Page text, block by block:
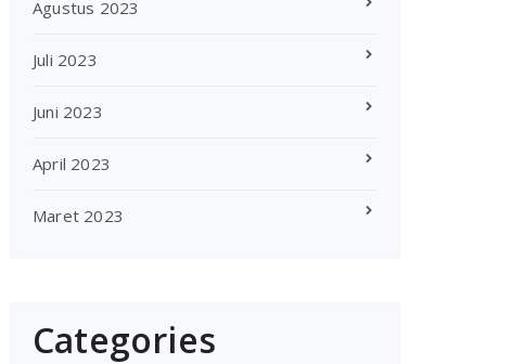
Agustus 2023
Juli 2023
Juni 2023
April 2023
Maret 2023
Categories